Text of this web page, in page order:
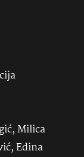
Milica
Edina